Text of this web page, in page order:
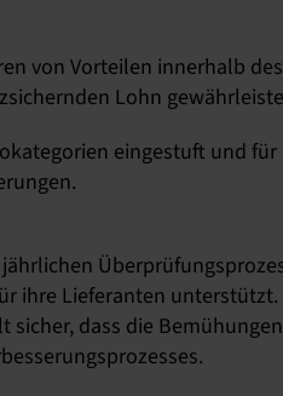
von Vorteilen innerhalb
Lohn
eingestuft und
ihre Lieferanten
dass die